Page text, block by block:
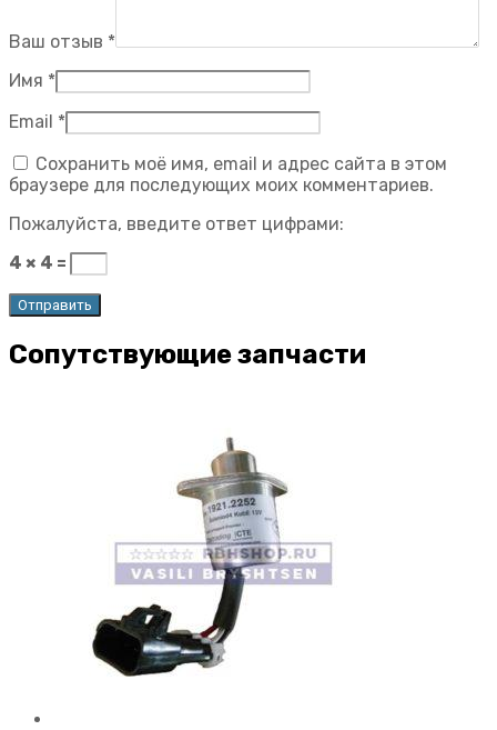
Ваш отзыв *
Имя *
Email *
Сохранить моё имя, email и адрес сайта в этом
браузере для последующих моих комментариев.
Пожалуйста, введите ответ цифрами:
4 × 4 =
Сопутствующие запчасти